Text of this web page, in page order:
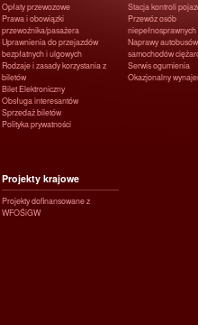
Opłaty przewozowe
Prawa i obowiązki
przewoźnika/pasażera
Uprawnienia do przejazdów
bezpłatnych i ulgowych
Rodzaje i zasady korzystania z
biletów
Bilet Elektroniczny
Obsługa interesantów
Sprzedaż biletów
Polityka prywatności
Stacja kontroli
Przewóz osób
niepełnosprawnych
Naprawy
samochodów
Serwis ogumienia
Okazjonalny
Projekty krajowe
Projekty dofinansowane z
WFOŚiGW